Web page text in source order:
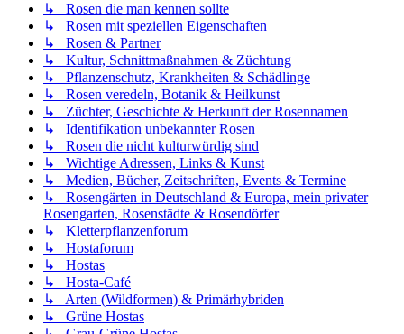
↳ Rosen die man kennen sollte
↳ Rosen mit speziellen Eigenschaften
↳ Rosen & Partner
↳ Kultur, Schnittmaßnahmen & Züchtung
↳ Pflanzenschutz, Krankheiten & Schädlinge
↳ Rosen veredeln, Botanik & Heilkunst
↳ Züchter, Geschichte & Herkunft der Rosennamen
↳ Identifikation unbekannter Rosen
↳ Rosen die nicht kulturwürdig sind
↳ Wichtige Adressen, Links & Kunst
↳ Medien, Bücher, Zeitschriften, Events & Termine
↳ Rosengärten in Deutschland & Europa, mein privater
Rosengarten, Rosenstädte & Rosendörfer
↳ Kletterpflanzenforum
↳ Hostaforum
↳ Hostas
↳ Hosta-Café
↳ Arten (Wildformen) & Primärhybriden
↳ Grüne Hostas